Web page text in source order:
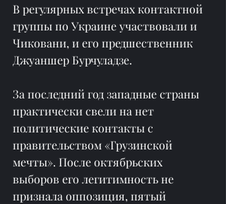
В регулярных встречах контактной
группы по Украине участвовали и
Чиковани, и его предшественник
Джуаншер Бурчуладзе.
За последний год западные страны
практически свели на нет
политические контакты с
правительством «Грузинской
мечты». После октябрьских
выборов его легитимность не
признала оппозиция, пятый